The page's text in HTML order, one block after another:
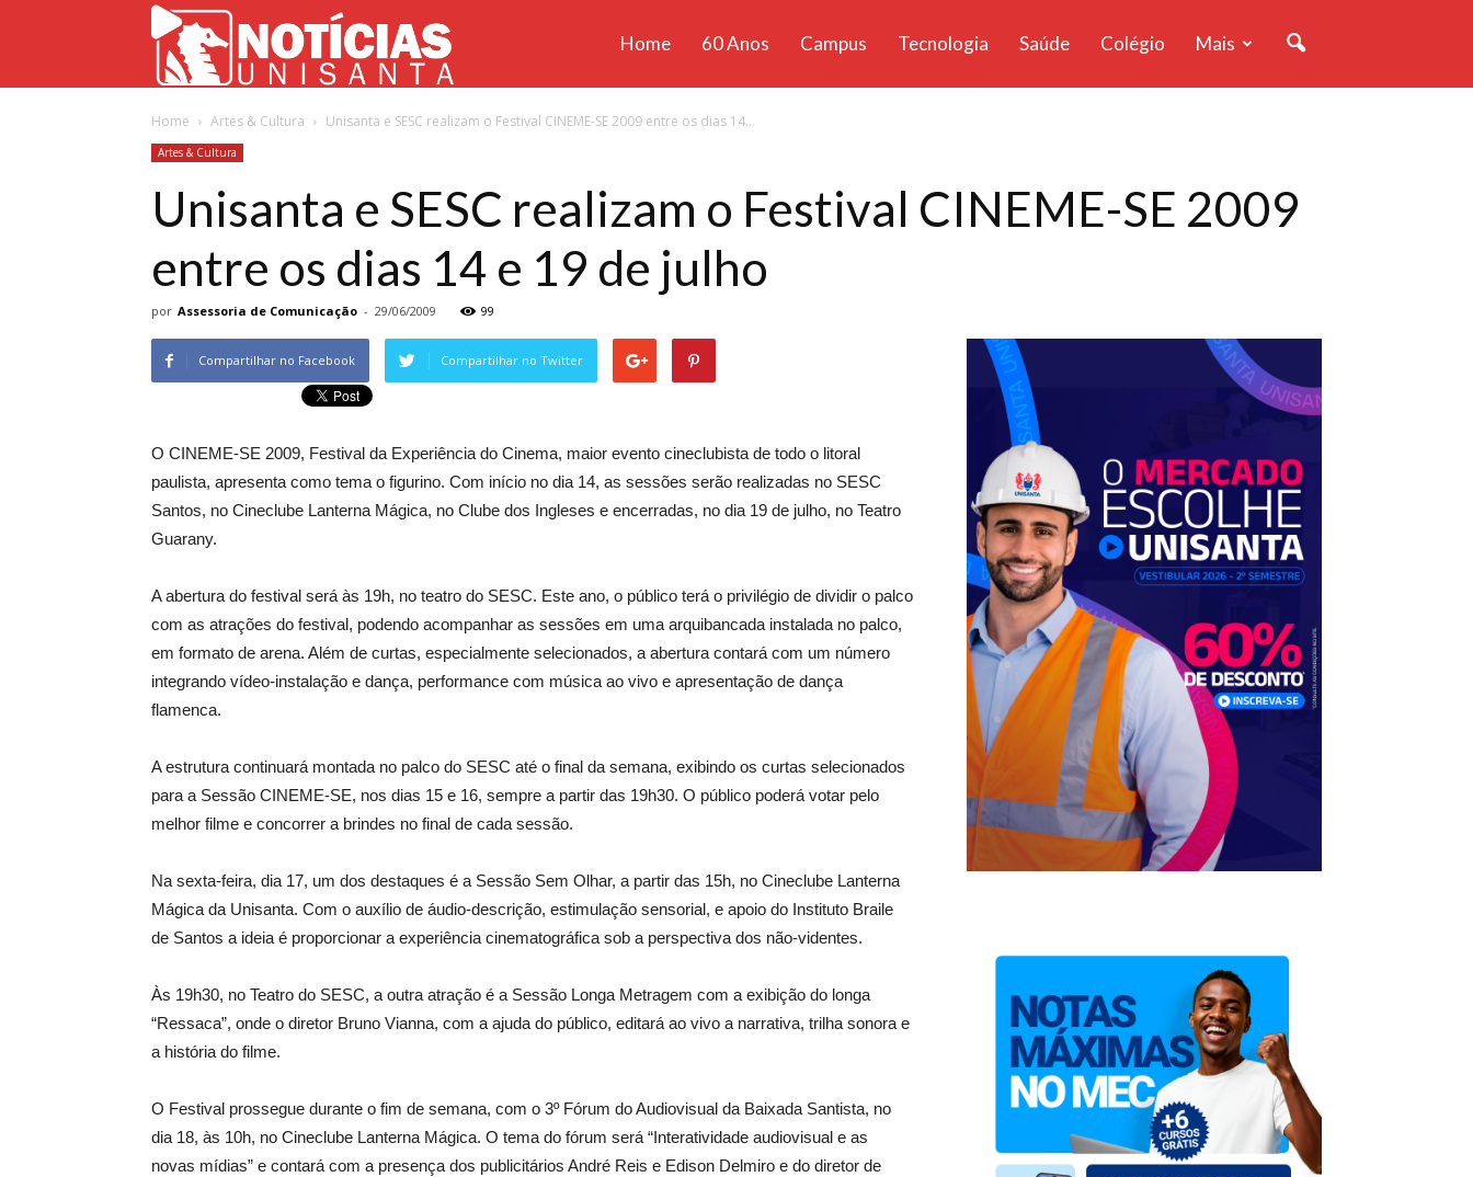
Unisanta
Home 60 Anos Campus Tecnologia Saúde Colégio Mais
Home Artes & Cultura Unisanta e SESC realizam o Festival CINEME-SE 2009 entre os dias 14...
Artes & Cultura
Unisanta e SESC realizam o Festival CINEME-SE 2009
entre os dias 14 e 19 de julho
por Assessoria de Comunicação - 29/06/2009 99
Compartilhar no Facebook Compartilhar no Twitter
O CINEME-SE 2009, Festival da Experiência do Cinema, maior evento cineclubista de todo o litoral
paulista, apresenta como tema o figurino. Com início no dia 14, as sessões serão realizadas no SESC
Santos, no Cineclube Lanterna Mágica, no Clube dos Ingleses e encerradas, no dia 19 de julho, no Teatro
Guarany.
A abertura do festival será às 19h, no teatro do SESC. Este ano, o público terá o privilégio de dividir o palco
com as atrações do festival, podendo acompanhar as sessões em uma arquibancada instalada no palco,
em formato de arena. Além de curtas, especialmente selecionados, a abertura contará com um número
integrando vídeo-instalação e dança, performance com música ao vivo e apresentação de dança
flamenca.
A estrutura continuará montada no palco do SESC até o final da semana, exibindo os curtas selecionados
para a Sessão CINEME-SE, nos dias 15 e 16, sempre a partir das 19h30. O público poderá votar pelo
melhor filme e concorrer a brindes no final de cada sessão.
Na sexta-feira, dia 17, um dos destaques é a Sessão Sem Olhar, a partir das 15h, no Cineclube Lanterna
Mágica da Unisanta. Com o auxílio de áudio-descrição, estimulação sensorial, e apoio do Instituto Braile
de Santos a ideia é proporcionar a experiência cinematográfica sob a perspectiva dos não-videntes.
Às 19h30, no Teatro do SESC, a outra atração é a Sessão Longa Metragem com a exibição do longa
“Ressaca”, onde o diretor Bruno Vianna, com a ajuda do público, editará ao vivo a narrativa, trilha sonora e
a história do filme.
O Festival prossegue durante o fim de semana, com o 3º Fórum do Audiovisual da Baixada Santista, no
dia 18, às 10h, no Cineclube Lanterna Mágica. O tema do fórum será “Interatividade audiovisual e as
novas mídias” e contará com a presença dos publicitários André Reis e Edison Delmiro e do diretor de